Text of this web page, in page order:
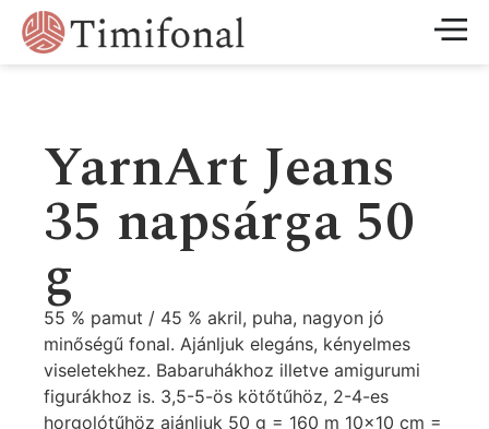
YarnArt Jeans
35 napsárga 50
g
55 % pamut / 45 % akril, puha, nagyon jó
minőségű fonal. Ajánljuk elegáns, kényelmes
viseletekhez. Babaruhákhoz illetve amigurumi
figurákhoz is. 3,5-5-ös kötőtűhöz, 2-4-es
horgolótűhöz ajánljuk 50 g = 160 m 10×10 cm =